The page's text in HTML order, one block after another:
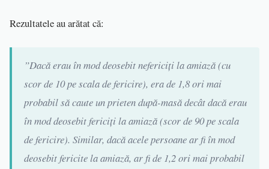
Rezultatele au arătat că:
”Dacă erau în mod deosebit nefericiți la amiază (cu
scor de 10 pe scala de fericire), era de 1,8 ori mai
probabil să caute un prieten după-masă decât dacă erau
în mod deosebit fericiți la amiază (scor de 90 pe scala
de fericire). Similar, dacă acele persoane ar fi în mod
deosebit fericite la amiază, ar fi de 1,2 ori mai probabil